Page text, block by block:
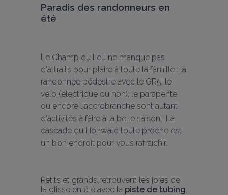
Paradis des randonneurs en
été
Le Champ du Feu ne manque pas
d'attraits pour plaire à toute la famille : la
randonnée pédestre avec le GR5, le
vélo (électrique ou non), le parapente
ou encore l'accrobranche sont autant
d'activités à faire à la belle saison ! La
cascade du Hohwald toute proche est
un bon endroit pour vous rafraîchir.
Petits et grands retrouvent les joies de
la glisse en été avec la piste de tubing.